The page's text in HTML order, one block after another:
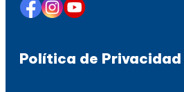
Política de Privacidad